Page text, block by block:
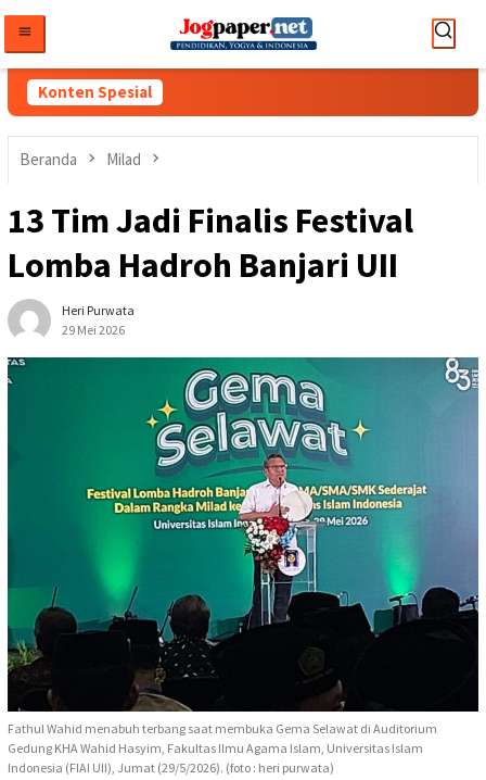
konten
Konten Spesial
Beranda Milad
13 Tim Jadi Finalis Festival
Lomba Hadroh Banjari UII
Heri Purwata
29 Mei 2026
Fathul Wahid menabuh terbang saat membuka Gema Selawat di Auditorium
Gedung KHA Wahid Hasyim, Fakultas Ilmu Agama Islam, Universitas Islam
Indonesia (FIAI UII), Jumat (29/5/2026). (foto : heri purwata)